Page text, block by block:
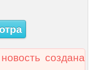
создана